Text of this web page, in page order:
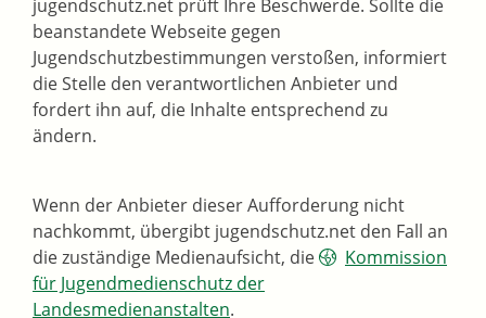
jugendschutz.net prüft Ihre Beschwerde. Sollte die
beanstandete Webseite gegen
Jugendschutzbestimmungen verstoßen, informiert
die Stelle den verantwortlichen Anbieter und
fordert ihn auf, die Inhalte entsprechend zu
ändern.
Wenn der Anbieter dieser Aufforderung nicht
nachkommt, übergibt jugendschutz.net den Fall an
die zuständige Medienaufsicht, die
Kommission
für Jugendmedienschutz der
Landesmedienanstalten.